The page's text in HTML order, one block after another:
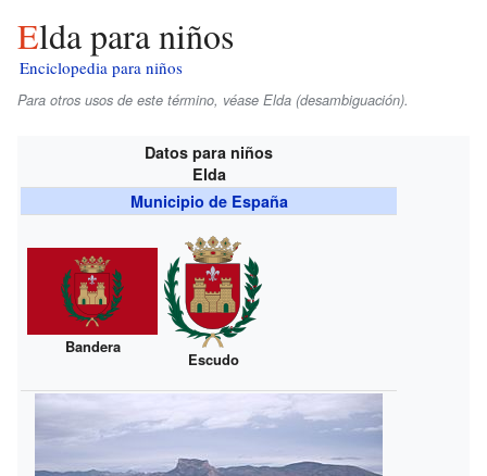
Elda para niños
Enciclopedia para niños
Para otros usos de este término, véase Elda (desambiguación).
Datos para niños
Elda
Municipio de España
Bandera
Escudo